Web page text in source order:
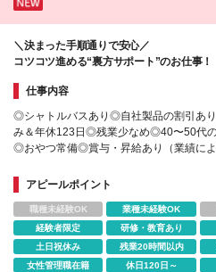
＼決まった手順通りで安心／
コツコツ進める“裏方サポート”のお仕事！
仕事内容
◎シャトルバスあり◎自社製品の割引あ
み＆年休123日◎残業少なめ◎40〜50代
◎おやつ常備◎賞与・昇給あり（業績に
アピールポイント
職種未経験OK 業種未経験OK
経験者限定
研修・教育あり
土日祝休み
残業20時間以内
女性管理職在籍
休日120日～